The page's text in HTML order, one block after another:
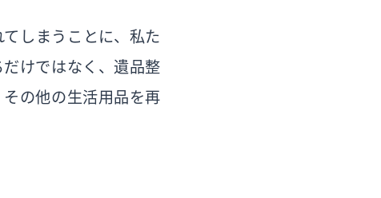
しまうことに、私た
けではなく、遺品整
の他の生活用品を再